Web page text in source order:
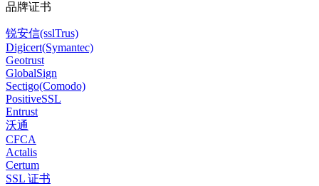
品牌证书
锐安信(sslTrus)
Digicert(Symantec)
Geotrust
GlobalSign
Sectigo(Comodo)
PositiveSSL
Entrust
沃通
CFCA
Actalis
Certum
SSL 证书